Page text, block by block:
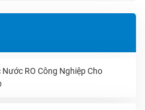
Nước RO Công Nghiệp Cho